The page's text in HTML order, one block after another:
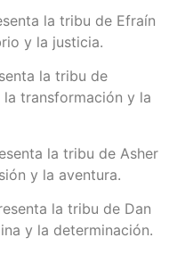
la tribu de Efraín
y la justicia.
la tribu de
la transformación y la
la tribu de Asher
y la aventura.
la tribu de Dan
y la determinación.